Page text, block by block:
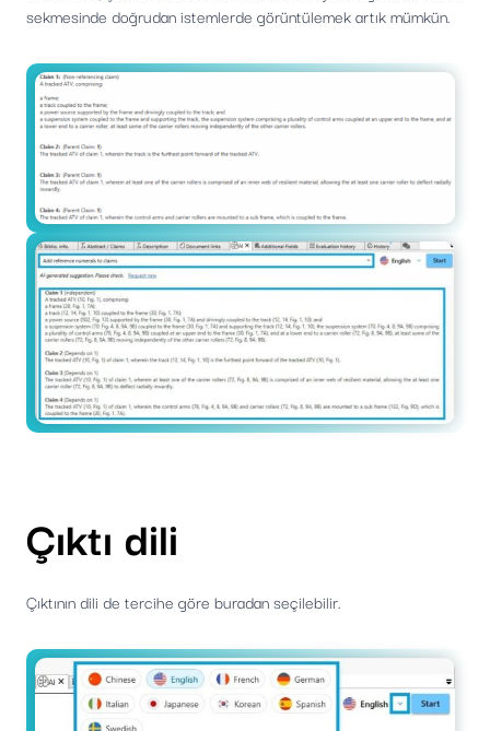
sekmesinde doğrudan istemlerde görüntülemek artık mümkün.
Çıktı dili
Çıktının dili de tercihe göre buradan seçilebilir.